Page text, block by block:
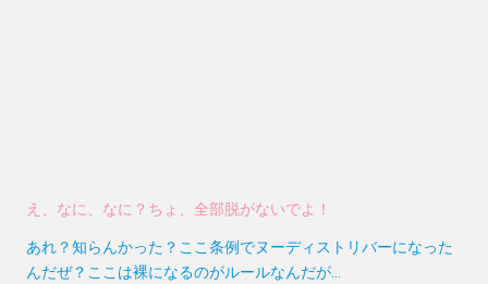
え、なに、なに？ちょ、全部脱がないでよ！
あれ？知らんかった？ここ条例でヌーディストリバーになった
んだぜ？ここは裸になるのがルールなんだが…